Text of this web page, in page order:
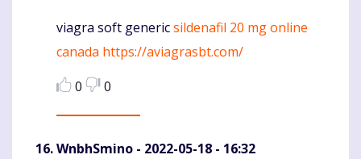
Komentaras
viagra soft genericsildenafil 20 mg online
canada https://aviagrasbt.com/
0
0
WnbhSmino - 2022-05-18 - 16:32